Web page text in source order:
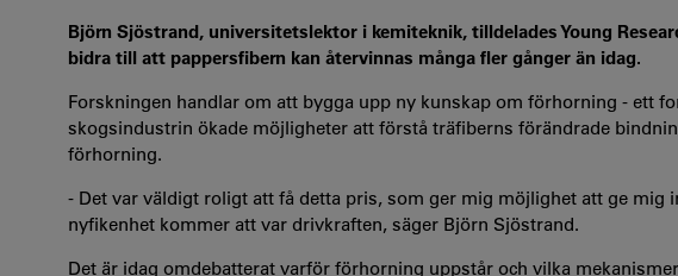
Björn Sjöstrand, universitetslektor i kemiteknik, tilldelades Young
bidra till att pappersfibern kan återvinnas många fler gånger än idag.
Forskningen handlar om att bygga upp ny kunskap om förhorning - ett
skogsindustrin ökade möjligheter att förstå träfiberns förändrade
förhorning.
- Det var väldigt roligt att få detta pris, som ger mig möjlighet att ge mig
nyfikenhet kommer att var drivkraften, säger Björn Sjöstrand.
Det är idag omdebatterat varför förhorning uppstår och vilka